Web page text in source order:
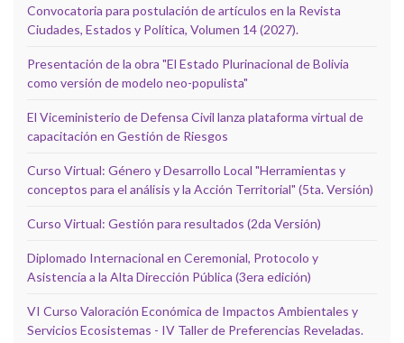
Convocatoria para postulación de artículos en la Revista
Ciudades, Estados y Política, Volumen 14 (2027).
Presentación de la obra "El Estado Plurinacional de Bolivia
como versión de modelo neo-populista"
El Viceministerio de Defensa Civil lanza plataforma virtual de
capacitación en Gestión de Riesgos
Curso Virtual: Género y Desarrollo Local "Herramientas y
conceptos para el análisis y la Acción Territorial" (5ta. Versión)
Curso Virtual: Gestión para resultados (2da Versión)
Diplomado Internacional en Ceremonial, Protocolo y
Asistencia a la Alta Dirección Pública (3era edición)
VI Curso Valoración Económica de Impactos Ambientales y
Servicios Ecosistemas - IV Taller de Preferencias Reveladas.